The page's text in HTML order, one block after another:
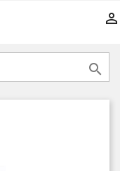

